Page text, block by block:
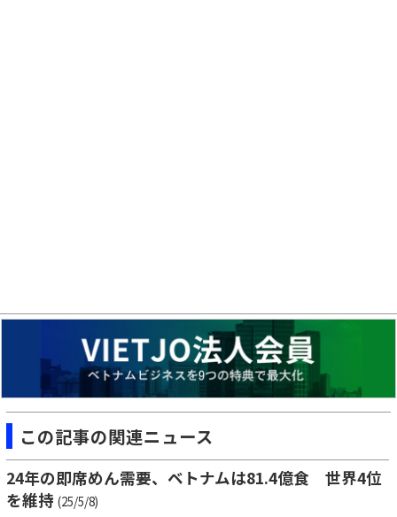
この記事の関連ニュース
24年の即席めん需要、ベトナムは81.4億食 世界4位
を維持 (25/5/8)